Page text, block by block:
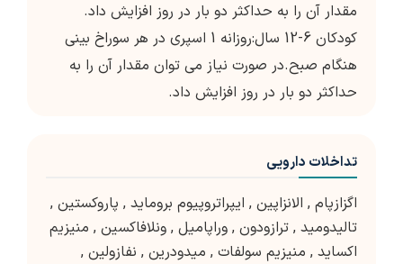
مقدار آن را به حداکثر دو بار در روز افزایش داد.
کودکان 6-12 سال:روزانه 1 اسپری در هر سوراخ بینی
هنگام صبح.در صورت نیاز می توان مقدار آن را به
حداکثر دو بار در روز افزایش داد.
تداخلات دارویی
اگزازپام , الانزاپین , ایپراتروپیوم بروماید , پاروکستین ,
تالیدومید , ترازودون , وراپامیل , ونلافاکسین , منیزیم
اکساید , منیزیم سولفات , میدودرین , نفازولین ,